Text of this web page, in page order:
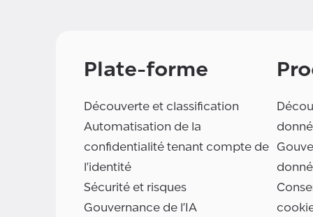
Plate-forme
Découverte et classification
Automatisation de la
confidentialité tenant compte de
l'identité
Sécurité et risques
Gouvernance de l'IA